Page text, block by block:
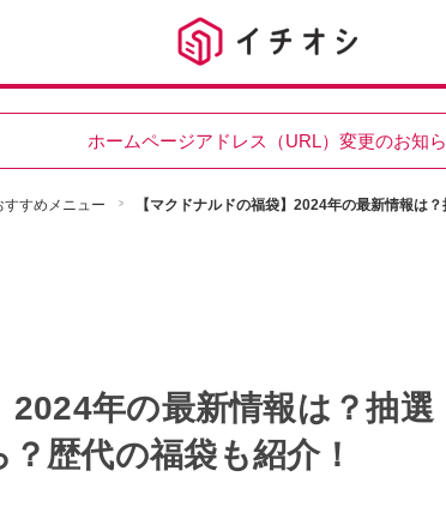
ホームページアドレス（URL）変更のお知
すすめメニュー 【マクドナルドの福袋】2024年の最新情報は
2024年の最新情報は？抽選
歴代の福袋も紹介！